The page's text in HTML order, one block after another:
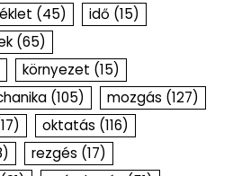
(45) idő (15)
(65)
környezet (15)
(105) mozgás (127)
oktatás (116)
rezgés (17)